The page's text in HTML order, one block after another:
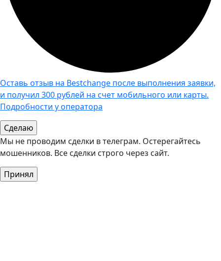
Оставь отзыв на Bestchange после выполнения заявки,
и получил 300 рублей на счет мобильного или карты.
Подробности у оператора
Мы не проводим сделки в телеграм. Остерегайтесь
мошенников. Все сделки строго через сайт.